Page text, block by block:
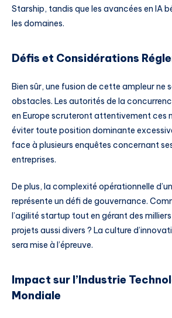
Starship, tandis que les avancées en IA
les domaines.
Défis et Considérations
Bien sûr, une fusion de cette ampleur ne
obstacles. Les autorités de la
en Europe scruteront attentivement ces
éviter toute position dominante
face à plusieurs enquêtes concernant
entreprises.
De plus, la complexité opérationnelle
représente un défi de gouvernance.
l’agilité startup tout en gérant des milliers
projets aussi divers ? La culture
sera mise à l’épreuve.
Impact sur l’Industrie
Mondiale